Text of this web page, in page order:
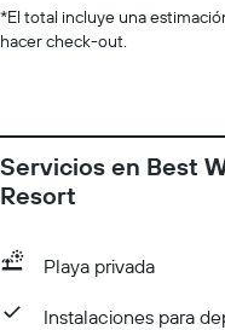
*El total incluye una
hacer check-out.
Servicios en Best
Resort
Playa privada
Instalaciones para